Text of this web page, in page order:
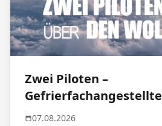
Zwei Piloten –
Gefrierfachangestellte
07.08.2026